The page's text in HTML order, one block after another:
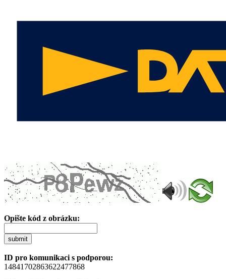
Opište kód z obrázku:
submit
ID pro komunikaci s podporou:
14841702863622477868